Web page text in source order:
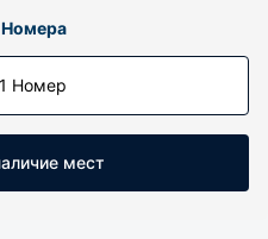
Номера
1 Номер
мест